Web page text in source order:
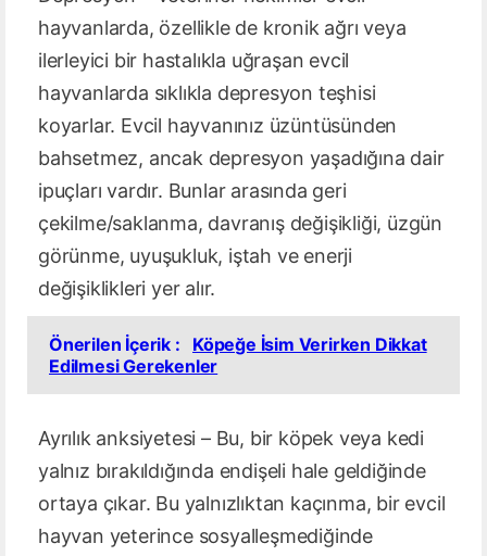
hayvanlarda, özellikle de kronik ağrı veya
ilerleyici bir hastalıkla uğraşan evcil
hayvanlarda sıklıkla depresyon teşhisi
koyarlar. Evcil hayvanınız üzüntüsünden
bahsetmez, ancak depresyon yaşadığına dair
ipuçları vardır. Bunlar arasında geri
çekilme/saklanma, davranış değişikliği, üzgün
görünme, uyuşukluk, iştah ve enerji
değişiklikleri yer alır.
Önerilen İçerik :
Köpeğe İsim Verirken Dikkat
Edilmesi Gerekenler
Ayrılık anksiyetesi – Bu, bir köpek veya kedi
yalnız bırakıldığında endişeli hale geldiğinde
ortaya çıkar. Bu yalnızlıktan kaçınma, bir evcil
hayvan yeterince sosyalleşmediğinde